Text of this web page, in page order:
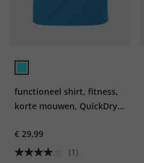
functioneel shirt, fitness,
korte mouwen, QuickDry,
€ 29,99
(1)